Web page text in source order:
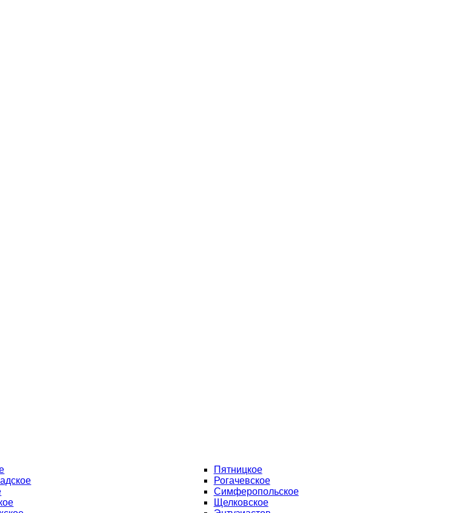
Пятницкое
Рогачевское
Симферопольское
Щелковское